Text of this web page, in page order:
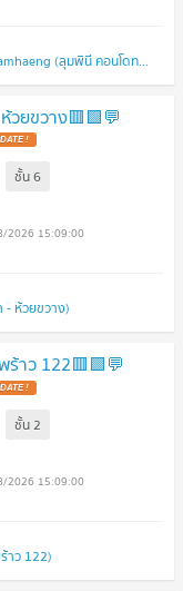
Lumpini Condo Town Bodindecha - Ramkhamhaeng (ลุมพินี คอนโดทาวน์ บดินทรเดชา - รามคำแหง)
วยขวาง🟥🟩💬
!
ชั้น6
2026 15:09:00
- ห้วยขวาง)
ร้าว 122🟥🟩💬
!
ชั้น2
2026 15:09:00
าว 122)